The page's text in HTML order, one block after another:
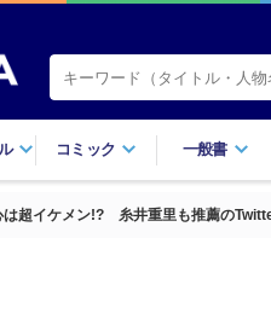
コミック 一般書
は超イケメン!? 糸井重里も推薦の